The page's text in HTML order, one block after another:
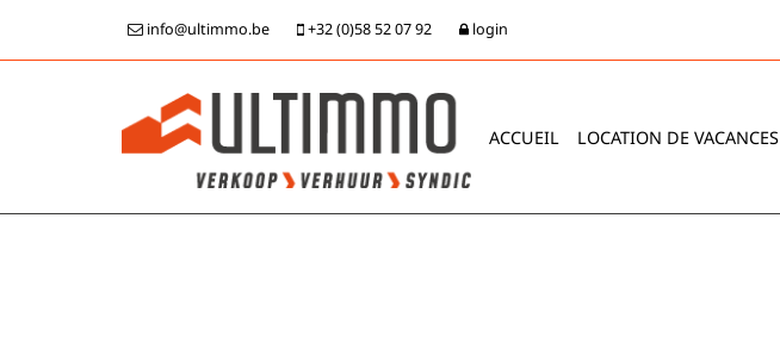
info@ultimmo.be +32 (0)58 52 07 92 login
ACCUEIL LOCATION DE VACANCES